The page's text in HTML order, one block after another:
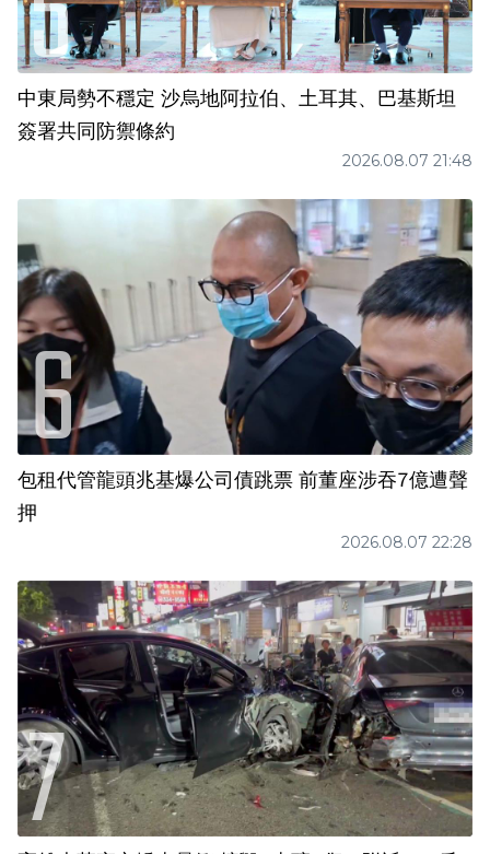
中東局勢不穩定 沙烏地阿拉伯、土耳其、巴基斯坦
簽署共同防禦條約
2026.08.07 21:48
包租代管龍頭兆基爆公司債跳票 前董座涉吞7億遭聲
押
2026.08.07 22:28